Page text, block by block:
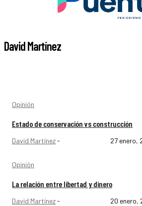
David Martínez
Opinión
Estado de conservación vs construcción
David Martínez- 27 enero,
Opinión
La relación entre libertad y dinero
David Martínez- 20 enero,